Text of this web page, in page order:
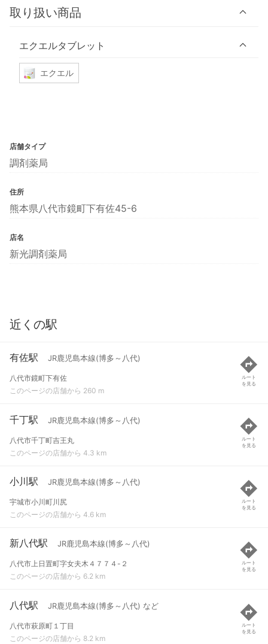
取り扱い商品
エクエルタブレット
エクエル
店舗タイプ
調剤薬局
住所
熊本県八代市鏡町下有佐45-6
店名
新光調剤薬局
近くの駅
有佐駅 JR鹿児島本線(博多～八代)
八代市鏡町下有佐
このページの店舗から 260 m
ルート
を見る
千丁駅 JR鹿児島本線(博多～八代)
八代市千丁町吉王丸
このページの店舗から 4.3 km
ルート
を見る
小川駅 JR鹿児島本線(博多～八代)
宇城市小川町川尻
このページの店舗から 4.6 km
ルート
を見る
新八代駅 JR鹿児島本線(博多～八代)
八代市上日置町字女夫木４７７４-２
このページの店舗から 6.2 km
ルート
を見る
八代駅 JR鹿児島本線(博多～八代) など
八代市萩原町１丁目
このページの店舗から 8.2 km
ルート
を見る